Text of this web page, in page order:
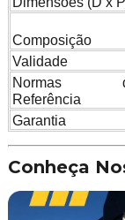
Composição
Validade
Normas
Referência
Garantia
Conheça